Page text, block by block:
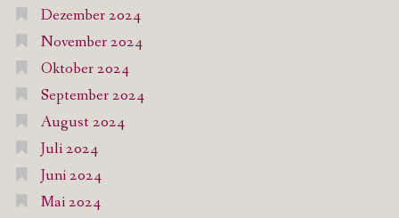
Dezember 2024
November 2024
Oktober 2024
September 2024
August 2024
Juli 2024
Juni 2024
Mai 2024